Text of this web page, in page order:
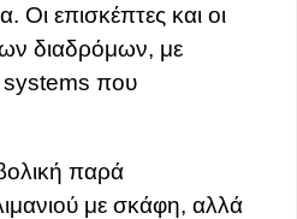
Οι επισκέπτες και οι
διαδρόμων, με
systems που
παρά
με σκάφη, αλλά